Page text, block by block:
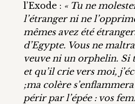
l’Exode : « Tu ne
l’étranger ni ne
mêmes avez été
d’Egypte. Vous ne
veuve ni un orphelin. Si
et qu’il crie vers moi,
;ma colère
périr par l’épée : vos